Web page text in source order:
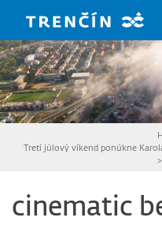
Tretí júlový víkend ponúkne
>
cinematic